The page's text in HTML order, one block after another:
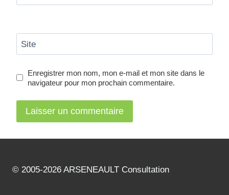
Site
Enregistrer mon nom, mon e-mail et mon site dans le
navigateur pour mon prochain commentaire.
© 2005-2026 ARSENEAULT Consultation